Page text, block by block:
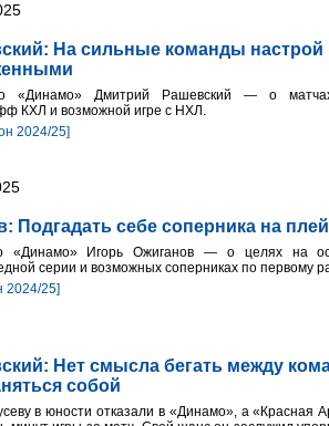
На сильные команды
«Динамо» Дмитрий Рашевский — о
КХЛ и возможной игре с НХЛ.
2024/25]
Подгадать себе соперника на
«Динамо» Игорь Ожиганов — о целях на
серии и возможных соперниках по первому
2024/25]
Нет смысла бегать между
собой
в юности отказали в «Динамо», а «Красная